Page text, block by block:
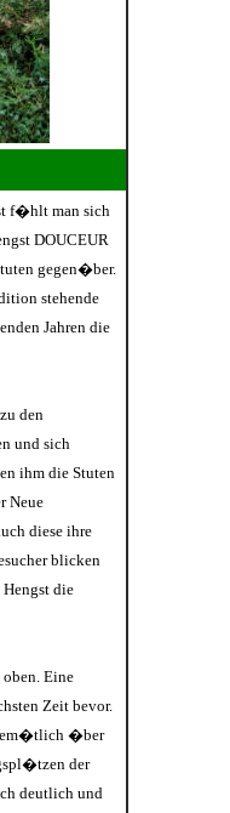
f�hlt man sich
DOUCEUR
gegen�ber.
stehende
Jahren die
den
und sich
ihm die Stuten
Neue
diese ihre
blicken
die
Eine
Zeit bevor.
�ber
der
deutlich und